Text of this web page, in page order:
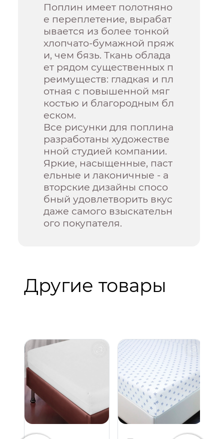
Поплин имеет полотняно
е переплетение, вырабат
ывается из более тонкой
хлопчато-бумажной пряж
и, чем бязь. Ткань облада
ет рядом существенных п
реимуществ: гладкая и пл
отная с повышенной мяг
костью и благородным бл
еском.
Все рисунки для поплина
разработаны художестве
нной студией компании.
Яркие, насыщенные, паст
ельные и лаконичные - а
вторские дизайны спосо
бный удовлетворить вкус
даже самого взыскательн
ого покупателя.
Другие товары